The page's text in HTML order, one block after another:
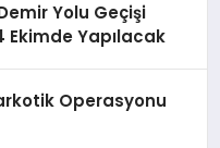
Yolu Geçişi
Ekimde Yapılacak
Operasyonu